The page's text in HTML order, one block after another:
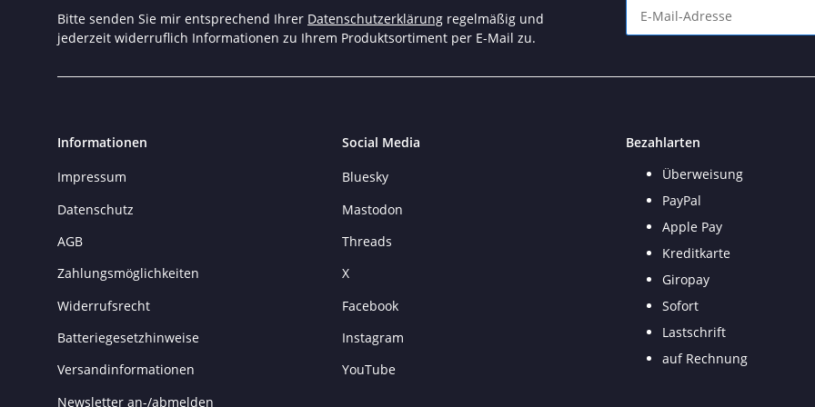
Bitte senden Sie mir entsprechend Ihrer Datenschutzerklärung regelmäßig und
jederzeit widerruflich Informationen zu Ihrem Produktsortiment per E-Mail zu.
Informationen
Impressum
Datenschutz
AGB
Zahlungsmöglichkeiten
Widerrufsrecht
Batteriegesetzhinweise
Versandinformationen
Newsletter an-/abmelden
Social Media
Bluesky
Mastodon
Threads
X
Facebook
Instagram
YouTube
Bezahlarten
Überweisung
PayPal
Apple Pay
Kreditkarte
Giropay
Sofort
Lastschrift
auf Rechnung